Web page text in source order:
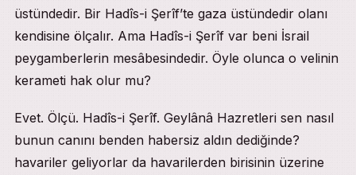
üstündedir. Bir Hadîs-i Şerîf’te gaza üstündedir olanı
kendisine ölçalır. Ama Hadîs-i Şerîf var beni İsrail
peygamberlerin mesâbesindedir. Öyle olunca o velinin
kerameti hak olur mu?
Evet. Ölçü. Hadîs-i Şerîf. Geylânâ Hazretleri sen nasıl
bunun canını benden habersiz aldın dediğinde?
havariler geliyorlar da havarilerden birisinin üzerine